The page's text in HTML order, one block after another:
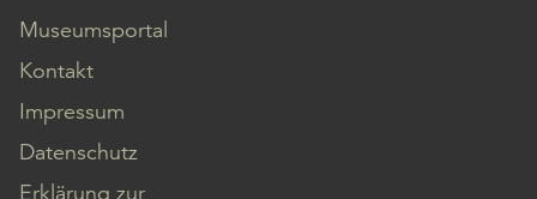
Museumsportal
Kontakt
Impressum
Datenschutz
Erklärung zur